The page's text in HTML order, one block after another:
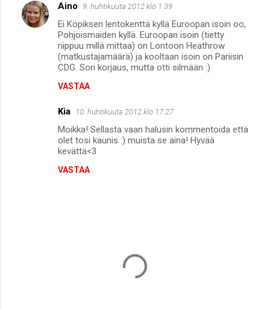
Aino 9. huhtikuuta 2012 klo 1.39
Ei Köpiksen lentokenttä kyllä Euroopan isoin oo,
Pohjoismaiden kyllä. Euroopan isoin (tietty
riippuu millä mittaa) on Lontoon Heathrow
(matkustajamäärä) ja kooltaan isoin on Pariisin
CDG. Sori korjaus, mutta otti silmään :)
VASTAA
Kia 10. huhtikuuta 2012 klo 17.27
Moikka! Sellasta vaan halusin kommentoida että
olet tosi kaunis :) muista se aina! Hyvää
kevättä<3
VASTAA